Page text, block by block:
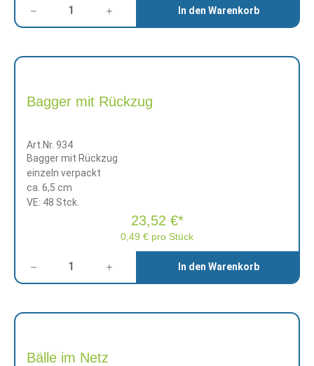
In den Warenkorb
Bagger mit Rückzug
Art.Nr. 934
Bagger mit Rückzug
einzeln verpackt
ca. 6,5 cm
VE: 48 Stck.
0,49 € pro Stück
23,52 €*
In den Warenkorb
Bälle im Netz